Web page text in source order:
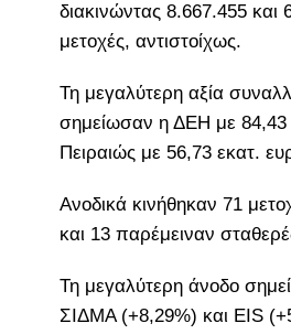
διακινώντας 8.667.455 και
μετοχές, αντιστοίχως.
Τη μεγαλύτερη αξία
σημείωσαν η ΔΕΗ με 84,43
Πειραιώς με 56,73 εκατ.
Ανοδικά κινήθηκαν 71
και 13 παρέμειναν
Τη μεγαλύτερη άνοδο
ΣΙΔΜΑ (+8,29%) και EIS